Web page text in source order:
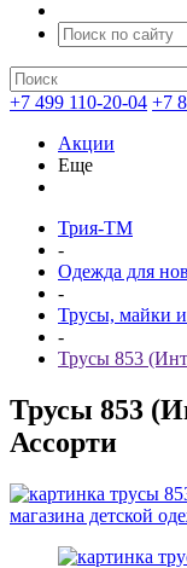
+7 499 110-20-04 +7
Акции
Еще
Трия-ТМ
-
Одежда для
-
Трусы, майки
-
Трусы 853
Трусы 853
Ассорти